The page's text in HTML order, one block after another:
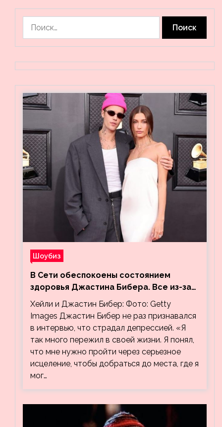
Шоубиз
В Сети обеспокоены состоянием
здоровья Джастина Бибера. Все из-за
видео, на котором его успокаивает
Хейли
Хейли и Джастин Бибер: Фото: Getty
Images Джастин Бибер не раз признавался
в интервью, что страдал депрессией. «Я
так много пережил в своей жизни. Я понял,
что мне нужно пройти через серьезное
исцеление, чтобы добраться до места, где я
мог…